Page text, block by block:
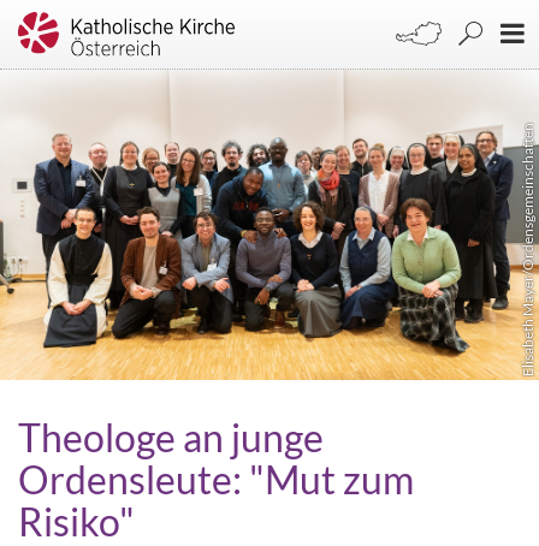
Elisabeth Mayer/Ordensgemeinschaften
Theologe an junge
Ordensleute: "Mut zum
Risiko"